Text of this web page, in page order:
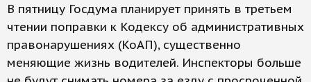
В пятницу Госдума планирует принять в третьем
чтении поправки к Кодексу об административных
правонарушениях (КоАП), существенно
меняющие жизнь водителей. Инспекторы больше